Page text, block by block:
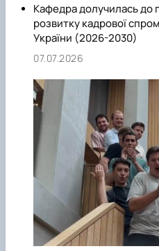
Кафедра долучилась до
розвитку кадрової
України (2026-2030)
07.07.2026